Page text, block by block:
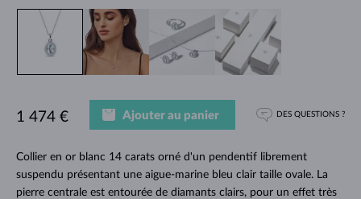
Collier en or blanc 14 carats orné d'un pendentif librement
suspendu présentant une aigue-marine bleu clair taille ovale. La
pierre centrale est entourée de diamants clairs, pour un effet très
1 474 € Ajouter au panier DES QUESTIONS ?